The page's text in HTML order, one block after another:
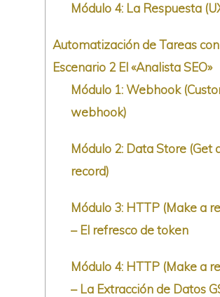
Módulo 4: La Respuesta
Automatización de Tareas
Escenario 2 El «Analista SEO»
Módulo 1: Webhook
webhook)
Módulo 2: Data Store (Get
record)
Módulo 3: HTTP (Make a
– El refresco de token
Módulo 4: HTTP (Make a
– La Extracción de Datos